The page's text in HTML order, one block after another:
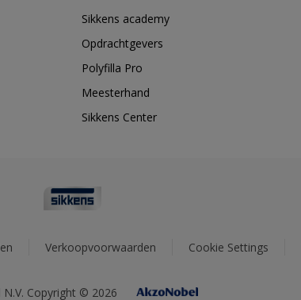
Sikkens academy
Opdrachtgevers
Polyfilla Pro
Meesterhand
Sikkens Center
Verkoopvoorwaarden Cookie Settings
Copyright © 2026